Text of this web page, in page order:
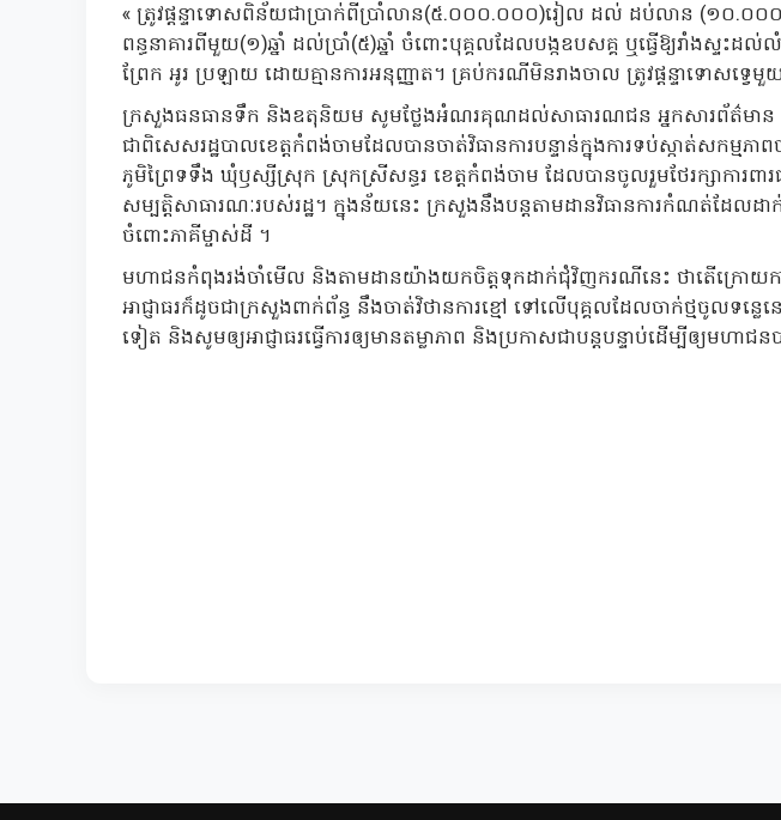
« ត្រូវផ្តន្ទាទោសពិន័យជាប្រាក់ពីប្រាំលាន(៥.០០០.០០០)រៀល ដល់ ដប់លាន (១០.០
ពន្ធនាគារពីមួយ(១)ឆ្នាំ ដល់ប្រាំ(៥)ឆ្នាំ ចំពោះបុគ្គលដែលបង្កឧបសគ្គ ឬធ្វើឱ្យរាំងស្ទះដល់
ព្រែក អូរ ប្រឡាយ ដោយគ្មានការអនុញ្ញាត។ គ្រប់ករណីមិនរាងចាល ត្រូវផ្តន្ទាទោសទ្វេមួ
ក្រសួងធនធានទឹក និងឧតុនិយម សូមថ្លែងអំណរគុណដល់សាធារណជន អ្នកសារព័ត៌មាន និង
ជាពិសេសរដ្ឋបាលខេត្តកំពង់ចាមដែលបានចាត់វិធានការបន្ទាន់ក្នុងការទប់ស្កាត់សកម្មភាព
ភូមិព្រៃទទឹង ឃុំឫស្សីស្រុក ស្រុកស្រីសន្ធរ ខេត្តកំពង់ចាម ដែលបានចូលរួមថែរក្សាការពារ
សម្បត្តិសាធារណៈរបស់រដ្ឋ។ ក្នុងន័យនេះ ក្រសួងនឹងបន្តតាមដានវិធានការកំណត់ដែលដា
ចំពោះភាគីម្ចាស់ដី ។
មហាជនកំពុងរង់ចាំមើល និងតាមដានយ៉ាងយកចិត្តទុកដាក់ជុំវិញករណីនេះ ថាតើក្រោយ
អាជ្ញាធរក៏ដូចជាក្រសួងពាក់ព័ន្ធ នឹងចាត់វិថានការខ្មៅ ទៅលើបុគ្គលដែលចាក់ថ្មចូលទន្លេន
ទៀត និងសូមឲ្យអាជ្ញាធរធ្វើការឲ្យមានតម្លាភាព និងប្រកាសជាបន្តបន្ទាប់ដើម្បីឲ្យមហា